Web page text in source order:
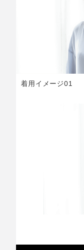
着用イメージ01